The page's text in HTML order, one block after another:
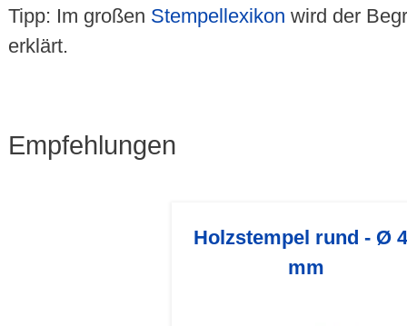
Tipp: Im großen Stempellexikon wird der
erklärt.
Empfehlungen
Holzstempel rund - Ø
mm